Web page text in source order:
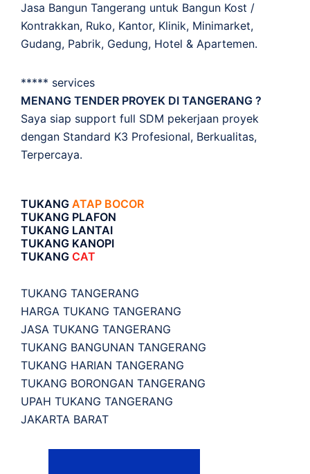
Jasa Bangun Tangerang untuk Bangun Kost /
Kontrakkan, Ruko, Kantor, Klinik, Minimarket,
Gudang, Pabrik, Gedung, Hotel & Apartemen.
***** services
MENANG TENDER PROYEK DI TANGERANG ?
Saya siap support full SDM pekerjaan proyek
dengan Standard K3 Profesional, Berkualitas,
Terpercaya.
TUKANG ATAP BOCOR
TUKANG PLAFON
TUKANG LANTAI
TUKANG KANOPI
TUKANG CAT
TUKANG TANGERANG
HARGA TUKANG TANGERANG
JASA TUKANG TANGERANG
TUKANG BANGUNAN TANGERANG
TUKANG HARIAN TANGERANG
TUKANG BORONGAN TANGERANG
UPAH TUKANG TANGERANG
JAKARTA BARAT